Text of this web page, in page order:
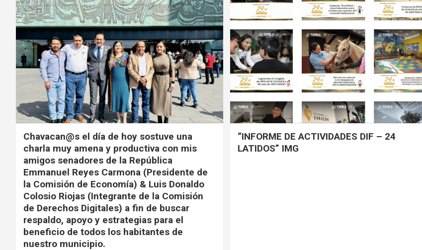
Chavacan@s el día de hoy sostuve una
charla muy amena y productiva con mis
amigos senadores de la República
Emmanuel Reyes Carmona (Presidente de
la Comisión de Economía) & Luis Donaldo
Colosio Riojas (Integrante de la Comisión
de Derechos Digitales) a fin de buscar
respaldo, apoyo y estrategias para el
beneficio de todos los habitantes de
nuestro municipio.
“INFORME DE ACTIVIDADES DIF – 24
LATIDOS” IMG